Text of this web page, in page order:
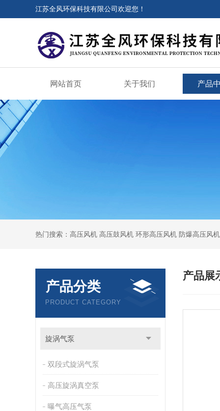
江苏全风环保科技有限公司欢迎您！
网站首页 关于我们 产品
热门搜索：高压风机 高压鼓风机 环形高压风机 防爆高压风
产品分类
PRODUCT CATEGORY
旋涡气泵
双段式旋涡气泵
高压旋涡真空泵
曝气高压气泵
产品展